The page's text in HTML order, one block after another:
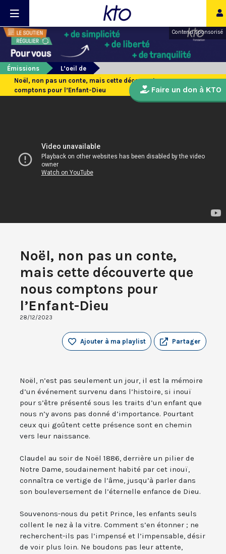
Contenu sponsorisé
Émissions
L’oeil de
Noël, non pas un conte, mais cette découverte que nous
comptons pour l’Enfant-Dieu
Noël, non pas un conte,
mais cette découverte que
nous comptons pour
l’Enfant-Dieu
28/12/2023
Partager
Ajouter à ma playlist
Noël, n’est pas seulement un jour, il est la mémoire
d’un événement survenu dans l’histoire, si inouï
pour s’être présenté sous les traits d’un enfant que
nous n’y avons pas donné d’importance. Pourtant
ceux qui goûtent cette présence sont en chemin
vers leur naissance.
Claudel au soir de Noël 1886, derrière un pilier de
Notre Dame, soudainement habité par cet inouï,
connaîtra ce vertige de l’âme, jusqu’à parler dans
son bouleversement de l’éternelle enfance de Dieu.
Souvenons-nous du petit Prince, les enfants seuls
collent le nez à la vitre. Comment s’en étonner ; ne
recherchent-ils pas l’impensé et l’impensable, désir
de voir plus loin. Ne boudons pas leur attente,
Faire un don à KTO